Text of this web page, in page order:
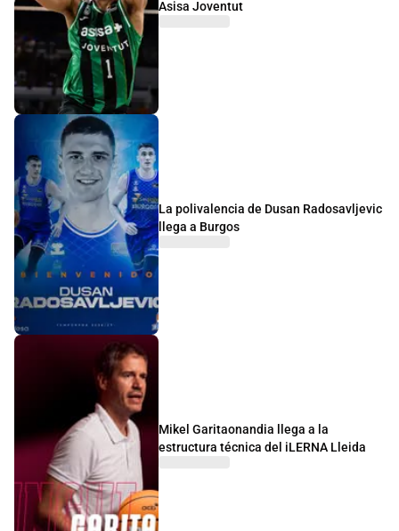
Asisa Joventut
La polivalencia de Dusan Radosavljevic
llega a Burgos
Mikel Garitaonandia llega a la
estructura técnica del iLERNA Lleida